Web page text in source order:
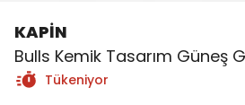
KAPİN
Bulls Kemik Tasarım Güneş
Tükeniyor